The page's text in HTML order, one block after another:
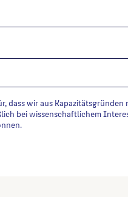
dass wir aus Kapazitätsgründen
bei wissenschaftlichem